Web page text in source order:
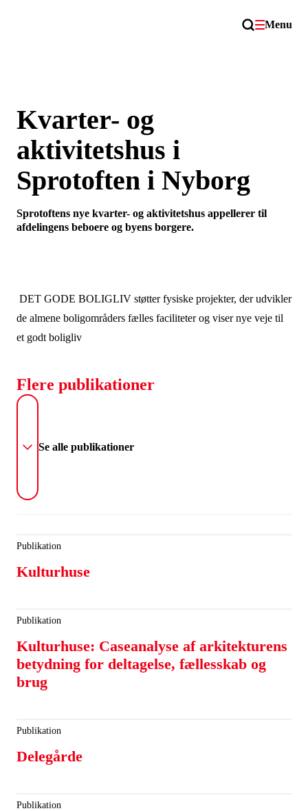
Menu
Kvarter- og
aktivitetshus i
Sprotoften i Nyborg
Sprotoftens nye kvarter- og aktivitetshus appellerer til
afdelingens beboere og byens borgere.
DET GODE BOLIGLIV støtter fysiske projekter, der udvikler
de almene boligområders fælles faciliteter og viser nye veje til
et godt boligliv
Flere publikationer
Se alle publikationer
Publikation
Kulturhuse
Publikation
Kulturhuse: Caseanalyse af arkitekturens
betydning for deltagelse, fællesskab og
brug
Publikation
Delegårde
Publikation